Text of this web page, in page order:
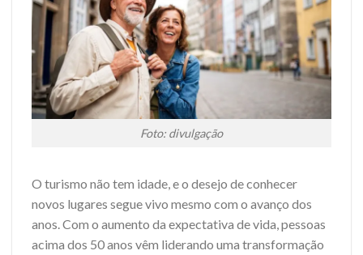
Foto: divulgação
O turismo não tem idade, e o desejo de conhecer
novos lugares segue vivo mesmo com o avanço dos
anos. Com o aumento da expectativa de vida, pessoas
acima dos 50 anos vêm liderando uma transformação